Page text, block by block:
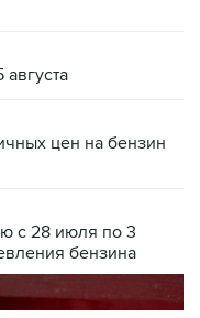
бензина